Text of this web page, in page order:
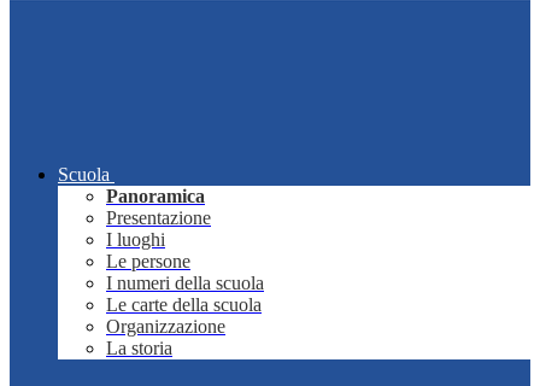
Scuola
Panoramica
Presentazione
I luoghi
Le persone
I numeri della scuola
Le carte della scuola
Organizzazione
La storia